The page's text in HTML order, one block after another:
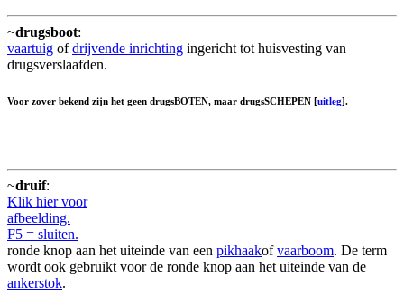
~drugsboot:
vaartuig ofdrijvende inrichting ingericht tot huisvesting van
drugsverslaafden.
Voor zover bekend zijn het geen drugsBOTEN, maar drugsSCHEPEN [uitleg].
~druif:
Klik hier voor
afbeelding.
F5 = sluiten.
ronde knop aan het uiteinde van een pikhaakofvaarboom. De term
wordt ook gebruikt voor de ronde knop aan het uiteinde van de
ankerstok.